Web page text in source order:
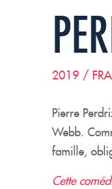
2019 /
Pierre
Webb.
famille,
Cette